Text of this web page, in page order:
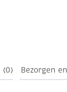
(0) Bezorgen